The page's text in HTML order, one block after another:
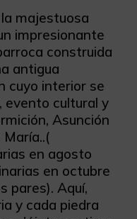
majestuosa
impresionante
construida
antigua
cuyo interior se
evento cultural y
Asunción
en agosto
en octubre
pares). Aquí,
y cada piedra